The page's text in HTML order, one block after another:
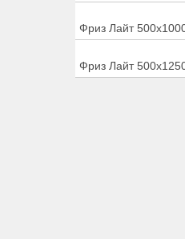
Фриз Лайт
Фриз Лайт